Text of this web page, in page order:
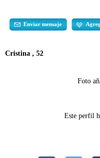
BÚSQUEDA
Enviar mensaje
Cristina , 52
Foto
Este perfil